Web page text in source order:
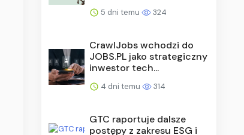
5 dni temu 324
CrawlJobs wchodzi do
JOBS.PL jako strategiczny
inwestor tech...
4 dni temu 314
GTC raportuje dalsze
postępy z zakresu ESG i